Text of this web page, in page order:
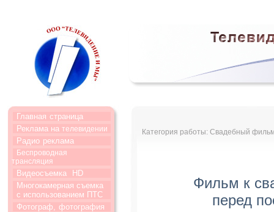
Главная страница
Реклама на телевидении
Радио реклама
Беспроводная
трансляция
Видеосъемка
HD
Многокамерная съемка
с использованием ПТС
Фотограф, фотография
Категория работы: Свадебный
Фильм к
перед